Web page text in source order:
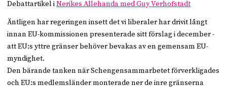
Debattartikel iNerikes Allehanda med Guy Verhofstadt
Äntligen har regeringen insett det vi liberaler har drivit långt
innan EU-kommissionen presenterade sitt förslag i december -
att EU:s yttre gränser behöver bevakas av en gemensam EU-
myndighet.
Den bärande tanken när Schengensammarbetet förverkligades
och EU:s medlemsländer monterade ner de inre gränserna